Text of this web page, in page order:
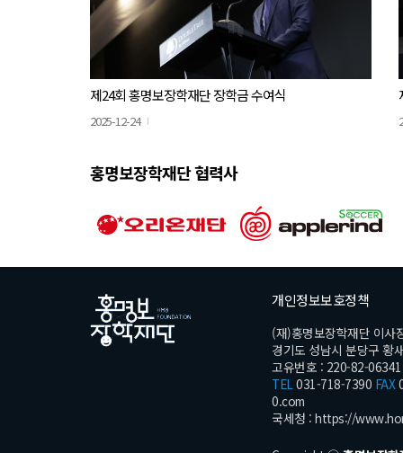
제24회 홍명보장학재단 장학금 수여식
2025-12-24
홍명보장학재단 협력사
개인정보보호정책
(재)홍명보장학재단 이사
경기도 성남시 분당구 황
고유번호 : 220-82-06341
TEL031-718-7390 FAX
0.com
국세청 : https://